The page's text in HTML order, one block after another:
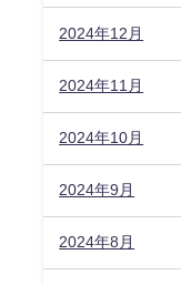
2024年12月
2024年11月
2024年10月
2024年9月
2024年8月